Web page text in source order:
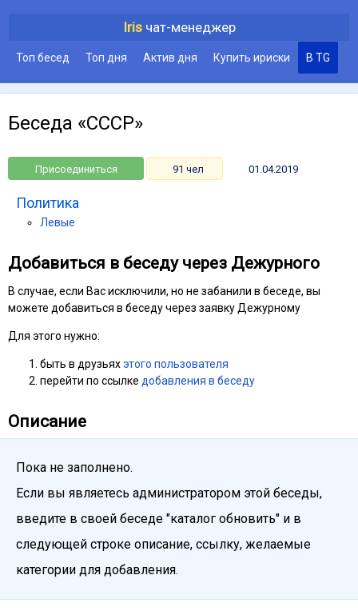
Irisчат-менеджер
Топ бесед Топ дня Актив дня Купить ириски В TG
Беседа «СССР»
Присоединиться 91 чел 01.04.2019
Политика
Левые
Добавиться в беседу через Дежурного
В случае, если Вас исключили, но не забанили в беседе, вы
можете добавиться в беседу через заявку Дежурному
Для этого нужно:
быть в друзьяхэтого пользователя
перейти по ссылке добавления в беседу
Описание
Пока не заполнено.
Если вы являетесь администратором этой беседы,
введите в своей беседе "каталог обновить" и в
следующей строке описание, ссылку, желаемые
категории для добавления.